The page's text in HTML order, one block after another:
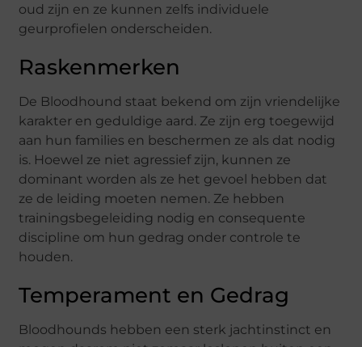
oud zijn en ze kunnen zelfs individuele
geurprofielen onderscheiden.
Raskenmerken
De Bloodhound staat bekend om zijn vriendelijke
karakter en geduldige aard. Ze zijn erg toegewijd
aan hun families en beschermen ze als dat nodig
is. Hoewel ze niet agressief zijn, kunnen ze
dominant worden als ze het gevoel hebben dat
ze de leiding moeten nemen. Ze hebben
trainingsbegeleiding nodig en consequente
discipline om hun gedrag onder controle te
houden.
Temperament en Gedrag
Bloodhounds hebben een sterk jachtinstinct en